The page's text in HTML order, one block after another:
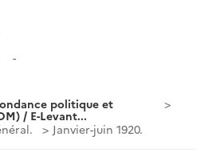
-
politique et
/ E-Levant...
Janvier-juin 1920.